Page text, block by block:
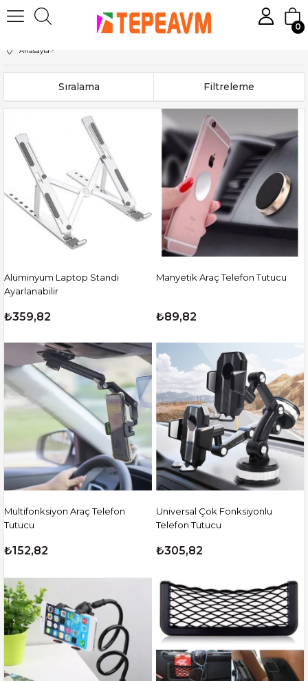
0
Anasayfa>
Filtreleme
Sıralama
Alüminyum Laptop Standı
Ayarlanabilir
₺359,82
Manyetik Araç Telefon Tutucu
₺89,82
Multifonksiyon Araç Telefon
Tutucu
₺152,82
Universal Çok Fonksiyonlu
Telefon Tutucu
₺305,82